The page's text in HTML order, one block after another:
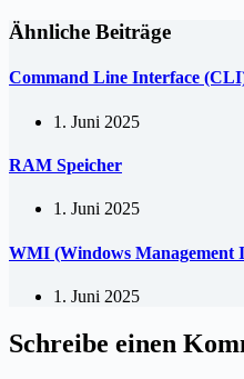
Ähnliche Beiträge
Command Line Interface
1. Juni 2025
RAM Speicher
1. Juni 2025
WMI (Windows Management
1. Juni 2025
Schreibe einen